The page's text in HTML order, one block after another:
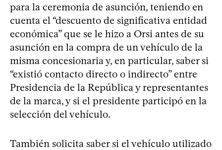
para la ceremonia de asunción, teniendo en
cuenta el “descuento de significativa entidad
económica” que se le hizo a Orsi antes de su
asunción en la compra de un vehículo de la
misma concesionaria y, en particular, saber si
“existió contacto directo o indirecto” entre
Presidencia de la República y representantes
de la marca, y si el presidente participó en la
selección del vehículo.
También solicita saber si el vehículo utilizado